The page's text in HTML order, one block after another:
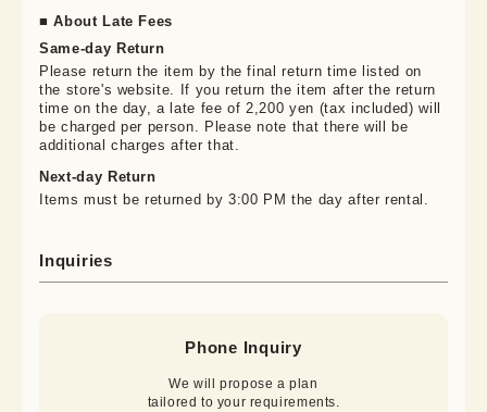
■ About Late Fees
Same-day Return
Please return the item by the final return time listed on
the store's website. If you return the item after the return
time on the day, a late fee of 2,200 yen (tax included) will
be charged per person. Please note that there will be
additional charges after that.
Next-day Return
Items must be returned by 3:00 PM the day after rental.
Inquiries
Phone Inquiry
We will propose a plan
tailored to your requirements.